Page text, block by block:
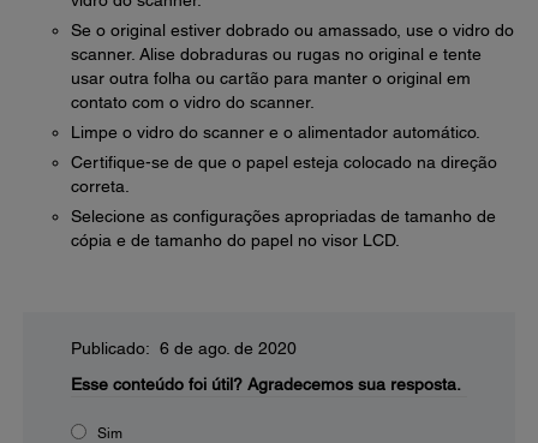
Se o original estiver dobrado ou amassado, use o vidro do
scanner. Alise dobraduras ou rugas no original e tente
usar outra folha ou cartão para manter o original em
contato com o vidro do scanner.
Limpe o vidro do scanner e o alimentador automático.
Certifique-se de que o papel esteja colocado na direção
correta.
Selecione as configurações apropriadas de tamanho de
cópia e de tamanho do papel no visor LCD.
Publicado: 6 de ago. de 2020
Esse conteúdo foi útil? Agradecemos sua resposta.
Sim